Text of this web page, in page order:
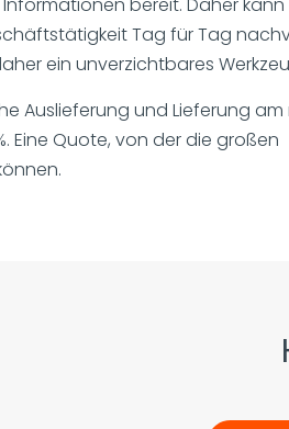
Tag für Tag
ein unverzichtbares
Auslieferung und Lieferung
Eine Quote, von der die großen